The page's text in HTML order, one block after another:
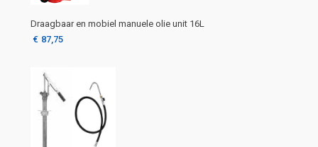
Draagbaar en mobiel manuele olie unit 16L
€ 87,75